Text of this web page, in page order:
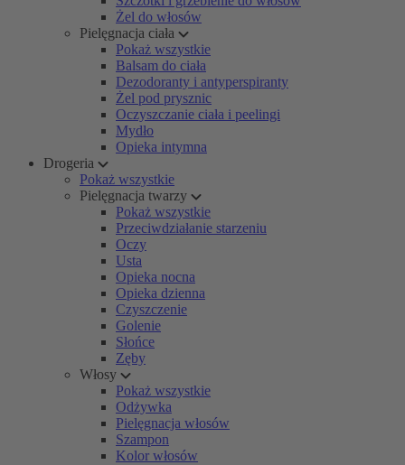
Żel do włosów
Pielęgnacja ciała
Pokaż wszystkie
Balsam do ciała
Dezodoranty i antyperspiranty
Żel pod prysznic
Oczyszczanie ciała i peelingi
Mydło
Opieka intymna
Drogeria
Pokaż wszystkie
Pielęgnacja twarzy
Pokaż wszystkie
Przeciwdziałanie starzeniu
Oczy
Usta
Opieka nocna
Opieka dzienna
Czyszczenie
Golenie
Słońce
Zęby
Włosy
Pokaż wszystkie
Odżywka
Pielęgnacja włosów
Szampon
Kolor włosów